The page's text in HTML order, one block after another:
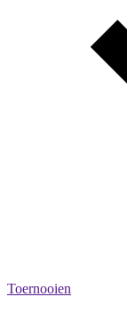
Toernooien